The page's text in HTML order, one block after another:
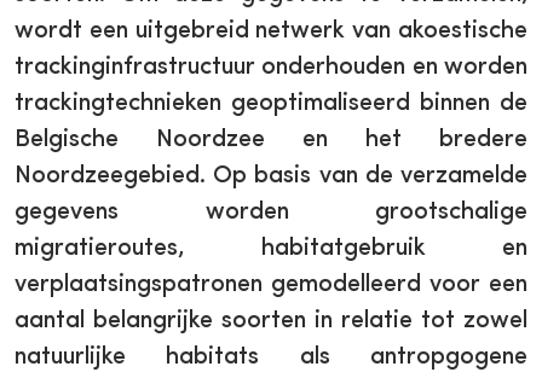
wordt een uitgebreid netwerk van akoestische
trackinginfrastructuur onderhouden en worden
trackingtechnieken geoptimaliseerd binnen de
Belgische Noordzee en het bredere
Noordzeegebied. Op basis van de verzamelde
gegevens worden grootschalige
migratieroutes, habitatgebruik en
verplaatsingspatronen gemodelleerd voor een
aantal belangrijke soorten in relatie tot zowel
natuurlijke habitats als antropgogene